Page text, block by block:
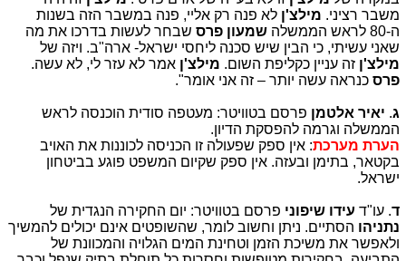
משבר רציני. מילצ'ן לא פנה רק אליי, פנה במשבר הזה בשנות
ה-80 לראש הממשלה
שמעון פרס שבחר לעשות בדרכו את מה
שאני עשיתי, כי הבין שיש סכנה ליחסי ישראל- ארה"ב. ויזה של
מילצ'ן זה עניין כקליפת השום. מילצ'ן אמר לא עזר לי, לא עשה.
פרס כנראה עשה יותר – זה אני אומר".
ג. יאיר אלטמן פרסם בטוויטר: מעטפה סודית הוכנסה לראש
הממשלה וגרמה להפסקת הדיון.
הערת מערכת: אין ספק שפעולה זו הכניסה לכוננות את האויב
בקטאר, בתימן ובעזה. אין ספק שקיום המשפט פוגע בביטחון
ישראל.
ד. עו"ד עידו שיפוני פרסם בטוויטר: יום החקירה הנגדית של
נתניהו הסתיים. ניתן וחשוב לומר, שהשופטים אינם יכולים להמשיך
ולאפשר את משיכת הזמן וטחינת המים הגלויה והמכוונת של